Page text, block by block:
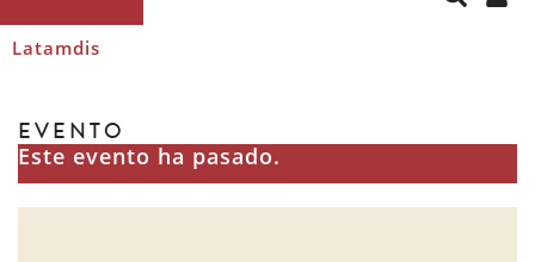
Latamdis
EVENTO
Este evento ha pasado.